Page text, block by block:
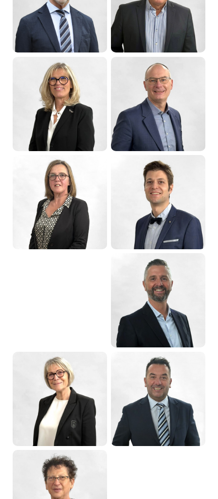
Marc ZINGRAFF
Maire de Sarreguemines
Jean-Marc
SCHWARTZ
Premier adjoint
Christine MARCHAL
Deuxième adjointe
Denis PEIFFER
Troisième adjoint
Maxime TRITZ
Cinquième adjoint
Corinne THINNES
Sixième adjointe
Sébastien JUNG
Septième adjoint